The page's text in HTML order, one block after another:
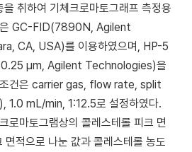
취하여 기체크로마토그래프 측정용
은 GC-FID(7890N, Agilent
CA, USA)를 이용하였으며, HP-5
μm, Agilent Technologies)을
조건은 carrier gas, flow rate, split
mL/min, 1:12.5로 설정하였다.
로마토그램상의 콜레스테롤 피크 면
적으로 나눈 값과 콜레스테롤 농도